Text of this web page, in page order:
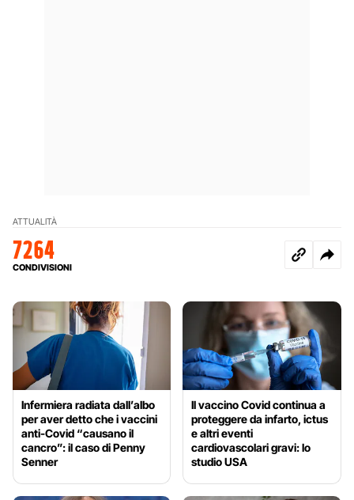
ATTUALITÀ
7264
CONDIVISIONI
Infermiera radiata dall’albo
per aver detto che i vaccini
anti-Covid “causano il
cancro”: il caso di Penny
Senner
Il vaccino Covid continua a
proteggere da infarto, ictus
e altri eventi
cardiovascolari gravi: lo
studio USA